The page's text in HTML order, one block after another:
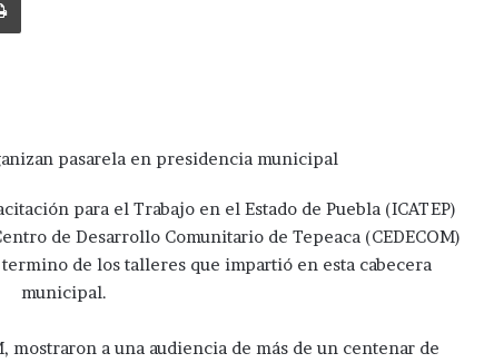
pasarela en presidencia municipal
para el Trabajo en el Estado de Puebla (ICATEP)
de Desarrollo Comunitario de Tepeaca (CEDECOM)
de los talleres que impartió en esta cabecera
municipal.
mostraron a una audiencia de más de un centenar de